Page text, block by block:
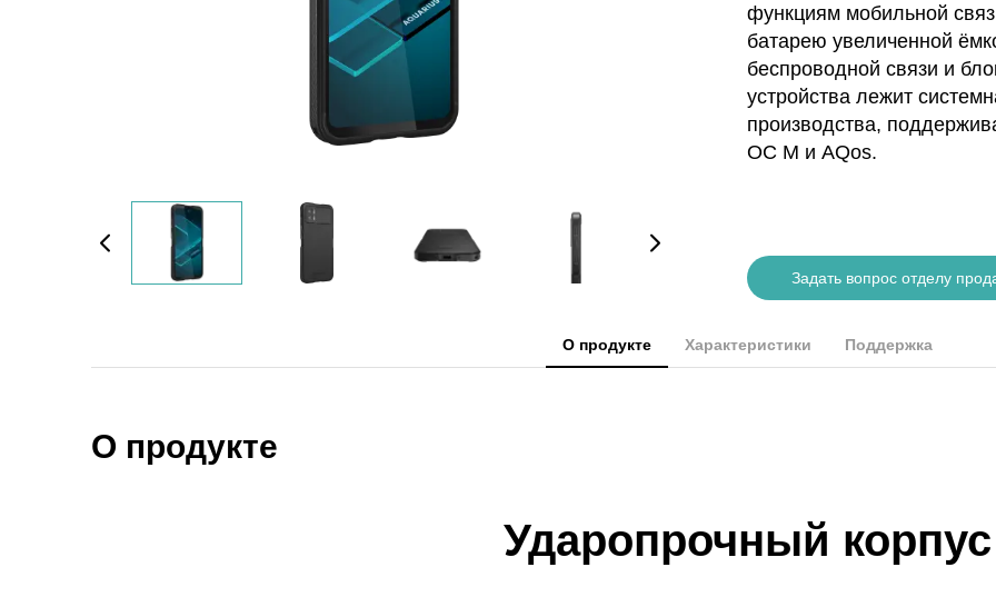
функциям мобильной
батарею увеличенной
беспроводной связи и
устройства лежит
производства,
ОС М и AQos.
Задать вопрос отделу
О продукте Характеристики Поддержка
О продукте
Ударопрочный корпус